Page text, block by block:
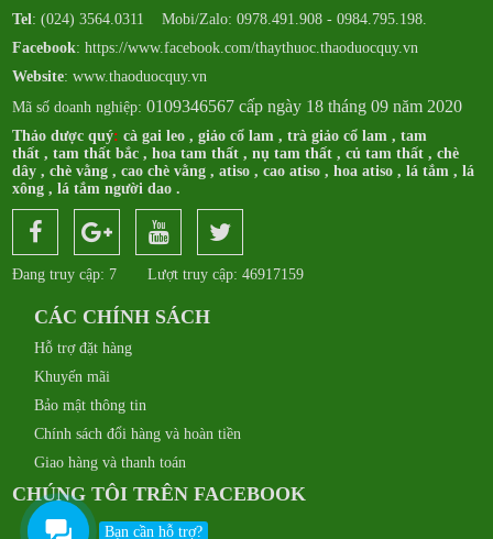
Tel: (024) 3564.0311 Mobi/Zalo: 0978.491.908 - 0984.795.198.
Facebook:https://www.facebook.com/thaythuoc.thaoduocquy.vn
Website: www.thaoduocquy.vn
Mã số doanh nghiệp:0109346567 cấp ngày 18 tháng 09 năm 2020
Thảo dược quý:cà gai leo ,giảo cổ lam ,trà giảo cổ lam ,tam
thất ,tam thất bắc ,hoa tam thất ,nụ tam thất ,củ tam thất ,chè
dây ,chè vằng ,cao chè vằng ,atiso ,cao atiso ,hoa atiso ,lá tắm ,lá
xông ,lá tắm người dao .
Đang truy cập: 7 Lượt truy cập: 46917159
CÁC CHÍNH SÁCH
Hỗ trợ đặt hàng
Khuyến mãi
Bảo mật thông tin
Chính sách đổi hàng và hoàn tiền
Giao hàng và thanh toán
CHÚNG TÔI TRÊN FACEBOOK
Bạn cần hỗ trợ?